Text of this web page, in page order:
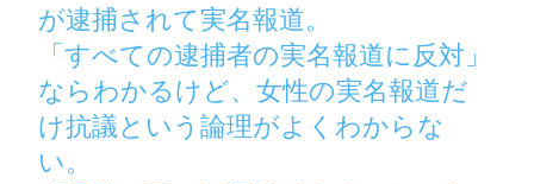
が逮捕されて実名報道。
「すべての逮捕者の実名報道に反対」
ならわかるけど、女性の実名報道だ
け抗議という論理がよくわからな
い。